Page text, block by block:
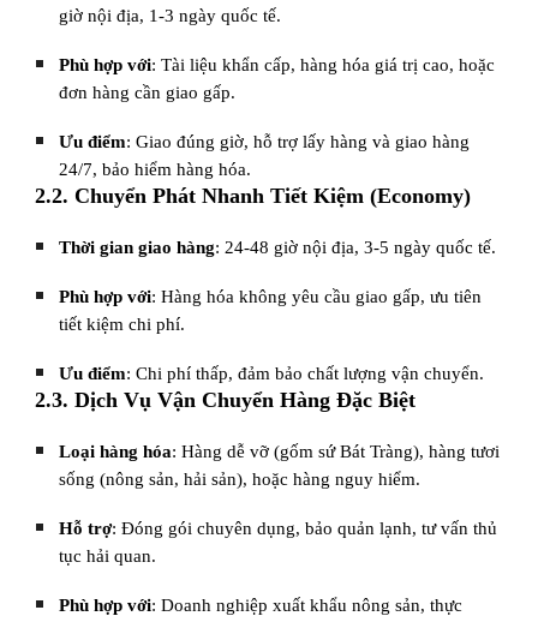
giờ nội địa, 1-3 ngày quốc tế.
Phù hợp với: Tài liệu khẩn cấp, hàng hóa giá trị cao, hoặc
đơn hàng cần giao gấp.
Ưu điểm: Giao đúng giờ, hỗ trợ lấy hàng và giao hàng
24/7, bảo hiểm hàng hóa.
2.2. Chuyển Phát Nhanh Tiết Kiệm (Economy)
Thời gian giao hàng: 24-48 giờ nội địa, 3-5 ngày quốc tế.
Phù hợp với: Hàng hóa không yêu cầu giao gấp, ưu tiên
tiết kiệm chi phí.
Ưu điểm: Chi phí thấp, đảm bảo chất lượng vận chuyển.
2.3. Dịch Vụ Vận Chuyển Hàng Đặc Biệt
Loại hàng hóa: Hàng dễ vỡ (gốm sứ Bát Tràng), hàng tươi
sống (nông sản, hải sản), hoặc hàng nguy hiểm.
Hỗ trợ: Đóng gói chuyên dụng, bảo quản lạnh, tư vấn thủ
tục hải quan.
Phù hợp với: Doanh nghiệp xuất khẩu nông sản, thực